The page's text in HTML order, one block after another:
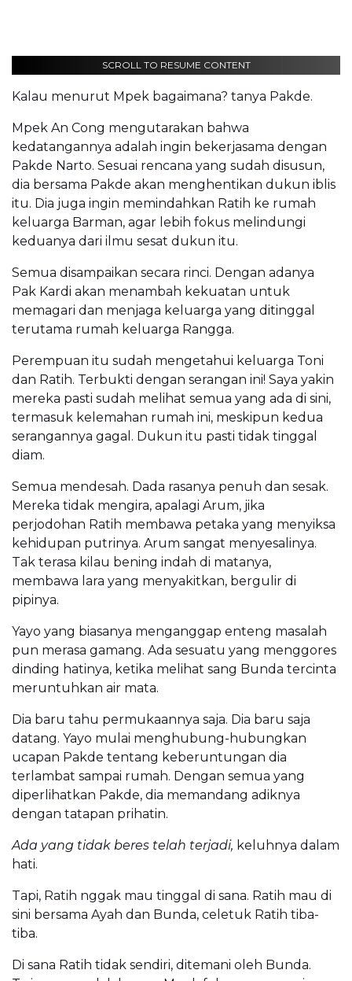
SCROLL TO RESUME CONTENT
Kalau menurut Mpek bagaimana? tanya Pakde.
Mpek An Cong mengutarakan bahwa
kedatangannya adalah ingin bekerjasama dengan
Pakde Narto. Sesuai rencana yang sudah disusun,
dia bersama Pakde akan menghentikan dukun iblis
itu. Dia juga ingin memindahkan Ratih ke rumah
keluarga Barman, agar lebih fokus melindungi
keduanya dari ilmu sesat dukun itu.
Semua disampaikan secara rinci. Dengan adanya
Pak Kardi akan menambah kekuatan untuk
memagari dan menjaga keluarga yang ditinggal
terutama rumah keluarga Rangga.
Perempuan itu sudah mengetahui keluarga Toni
dan Ratih. Terbukti dengan serangan ini! Saya yakin
mereka pasti sudah melihat semua yang ada di sini,
termasuk kelemahan rumah ini, meskipun kedua
serangannya gagal. Dukun itu pasti tidak tinggal
diam.
Semua mendesah. Dada rasanya penuh dan sesak.
Mereka tidak mengira, apalagi Arum, jika
perjodohan Ratih membawa petaka yang menyiksa
kehidupan putrinya. Arum sangat menyesalinya.
Tak terasa kilau bening indah di matanya,
membawa lara yang menyakitkan, bergulir di
pipinya.
Yayo yang biasanya menganggap enteng masalah
pun merasa gamang. Ada sesuatu yang menggores
dinding hatinya, ketika melihat sang Bunda tercinta
meruntuhkan air mata.
Dia baru tahu permukaannya saja. Dia baru saja
datang. Yayo mulai menghubung-hubungkan
ucapan Pakde tentang keberuntungan dia
terlambat sampai rumah. Dengan semua yang
diperlihatkan Pakde, dia memandang adiknya
dengan tatapan prihatin.
Ada yang tidak beres telah terjadi, keluhnya dalam
hati.
Tapi, Ratih nggak mau tinggal di sana. Ratih mau di
sini bersama Ayah dan Bunda, celetuk Ratih tiba-
tiba.
Di sana Ratih tidak sendiri, ditemani oleh Bunda.